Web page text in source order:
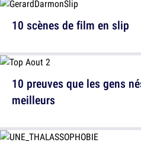
10 preuves que les gens
meilleurs
10 scènes de film en slip